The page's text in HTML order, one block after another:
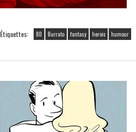
Étiquettes: BD Burrato fantasy heroic humour